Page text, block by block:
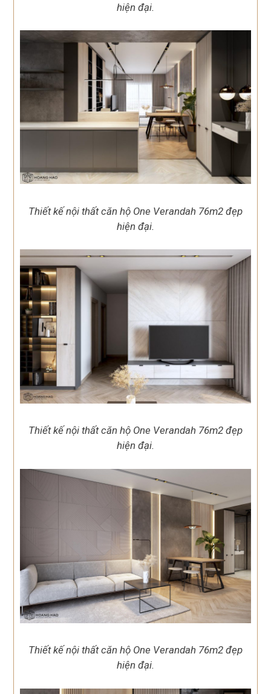
hiện đại.
Thiết kế nội thất căn hộ One Verandah 76m2 đẹp
hiện đại.
Thiết kế nội thất căn hộ One Verandah 76m2 đẹp
hiện đại.
Thiết kế nội thất căn hộ One Verandah 76m2 đẹp
hiện đại.